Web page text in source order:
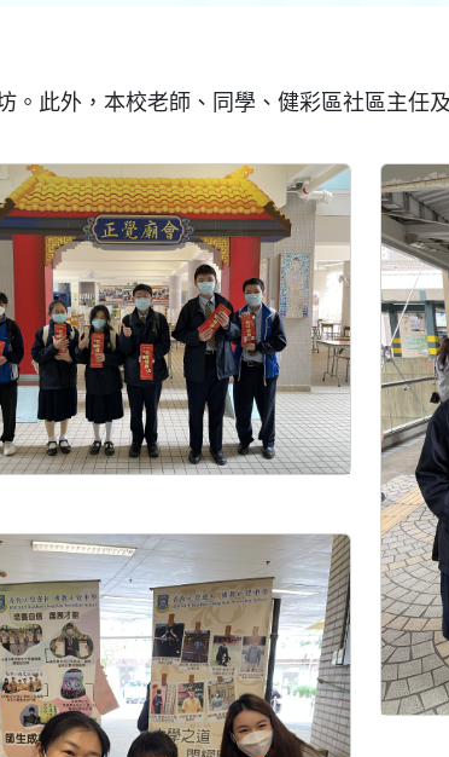
此外，本校老師、同學、健彩區社區主任